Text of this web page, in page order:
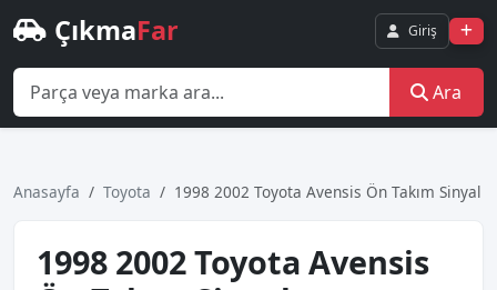
ÇıkmaFar Giriş
Ara
Anasayfa Toyota 1998 2002 Toyota Avensis Ön Takım Sinyal
1998 2002 Toyota Avensis